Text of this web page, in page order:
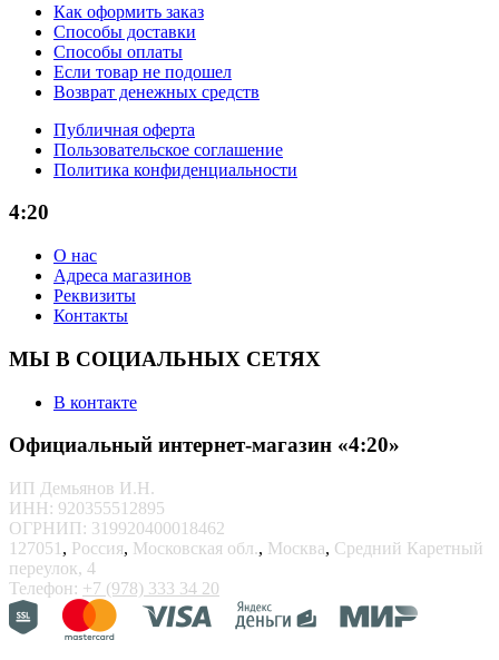
Как оформить заказ
Способы доставки
Способы оплаты
Если товар не подошел
Возврат денежных средств
Публичная оферта
Пользовательское соглашение
Политика конфиденциальности
4:20
О нас
Адреса магазинов
Реквизиты
Контакты
МЫ В СОЦИАЛЬНЫХ СЕТЯХ
В контакте
Официальный интернет-магазин «4:20»
ИП Демьянов И.Н.
ИНН: 920355512895
ОГРНИП: 319920400018462
127051 , Россия, Московская обл., Москва, Средний Каретный
переулок, 4
Телефон: +7 (978) 333 34 20